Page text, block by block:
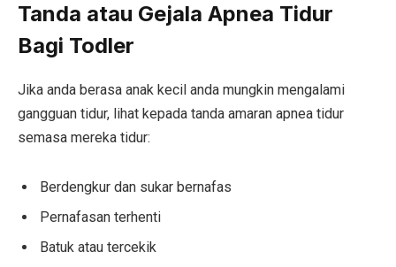
Tanda atau Gejala Apnea Tidur
Bagi Todler
Jika anda berasa anak kecil anda mungkin mengalami
gangguan tidur, lihat kepada tanda amaran apnea tidur
semasa mereka tidur:
Berdengkur dan sukar bernafas
Pernafasan terhenti
Batuk atau tercekik